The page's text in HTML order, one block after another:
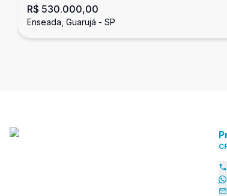
R$ 530.000,00
Enseada, Guarujá - SP